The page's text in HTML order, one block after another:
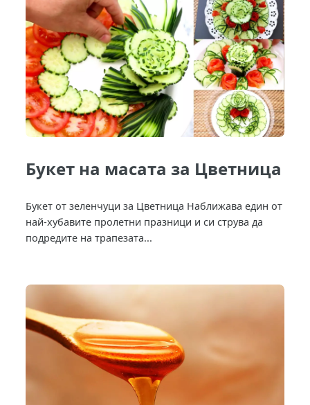
Букет на масата за Цветница
Букет от зеленчуци за Цветница Наближава един от
най-хубавите пролетни празници и си струва да
подредите на трапезата...